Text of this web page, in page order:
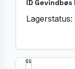
Lagerstatus: